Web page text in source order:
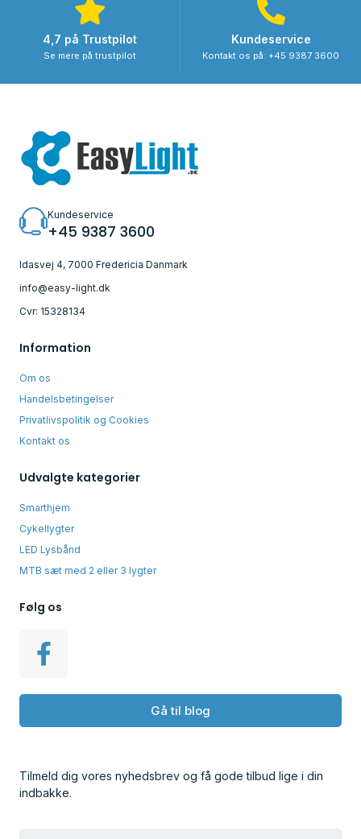
4,7 på Trustpilot
Se mere på trustpilot
Kundeservice
Kontakt os på: +45 9387 3600
Kundeservice
+45 9387 3600
Idasvej 4, 7000 Fredericia Danmark
info@easy-light.dk
Cvr: 15328134
Information
Om os
Handelsbetingelser
Privatlivspolitik og Cookies
Kontakt os
Udvalgte kategorier
Smarthjem
Cykellygter
LED Lysbånd
MTB sæt med 2 eller 3 lygter
Følg os
Gå til blog
Tilmeld dig vores nyhedsbrev og få gode tilbud lige i din
indbakke.